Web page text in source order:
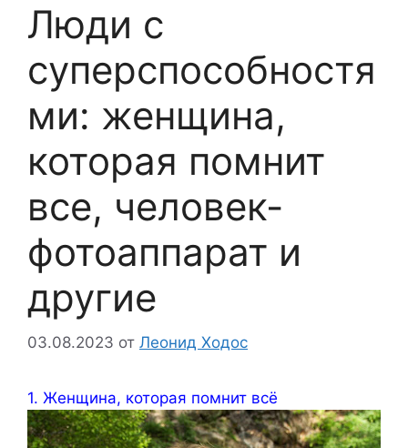
Люди с
суперспособностя
ми: женщина,
которая помнит
все, человек-
фотоаппарат и
другие
03.08.2023 от Леонид Ходос
1. Женщина, которая помнит всё